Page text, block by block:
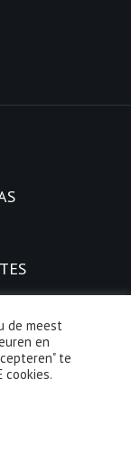
de meest
en
te
cookies.